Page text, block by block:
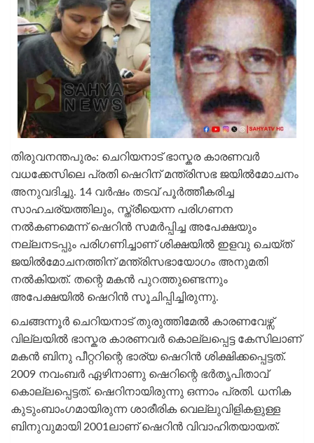
തിരുവനന്തപുരം: ചെറിയനാട് ഭാസ്കര കാരണവർ
വധക്കേസിലെ പ്രതി ഷെറിന് മന്ത്രിസഭ ജയിൽമോചനം
അനുവദിച്ചു. 14 വർഷം തടവ് പൂർത്തീകരിച്ച
സാഹചര്യത്തിലും, സ്ത്രീയെന്ന പരിഗണന
നൽകണമെന്ന് ഷെറിൻ സമർപ്പിച്ച അപേക്ഷയും
നല്ലനടപ്പും പരിഗണിച്ചാണ് ശിക്ഷയിൽ ഇളവു ചെയ്ത്
ജയിൽമോചനത്തിന് മന്ത്രിസഭായോഗം അനുമതി
നൽകിയത്. തന്റെ മകൻ പുറത്തുണ്ടെന്നും
അപേക്ഷയിൽ ഷെറിൻ സൂചിപ്പിച്ചിരുന്നു.
ചെങ്ങന്നൂർ ചെറിയനാട് തുരുത്തിമേൽ കാരണവേഴ്സ്
വില്ലയിൽ ഭാസ്കര കാരണവർ കൊല്ലപ്പെട്ട കേസിലാണ്
മകൻ ബിനു പീറ്ററിന്റെ ഭാര്യ ഷെറിൻ ശിക്ഷിക്കപ്പെട്ടത്.
2009 നവംബര്‍ ഏഴിനാണു ഷെറിന്റെ ഭര്‍ത‍ൃപിതാവ്
കൊല്ലപ്പെട്ടത്. ഷെറിനായിരുന്നു ഒന്നാം പ്രതി. ധനിക
കുടുംബാംഗമായിരുന്ന ശാരീരിക വെല്ലുവിളികളുള്ള
ബിനുവുമായി 2001ലാണ് ഷെറിൻ വിവാഹിതയായത്.